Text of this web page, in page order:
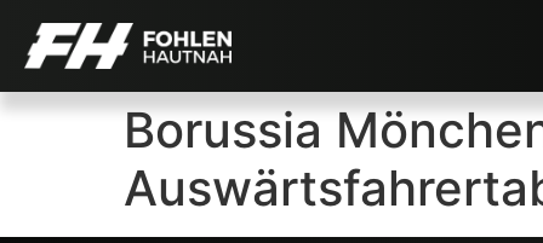
Borussia